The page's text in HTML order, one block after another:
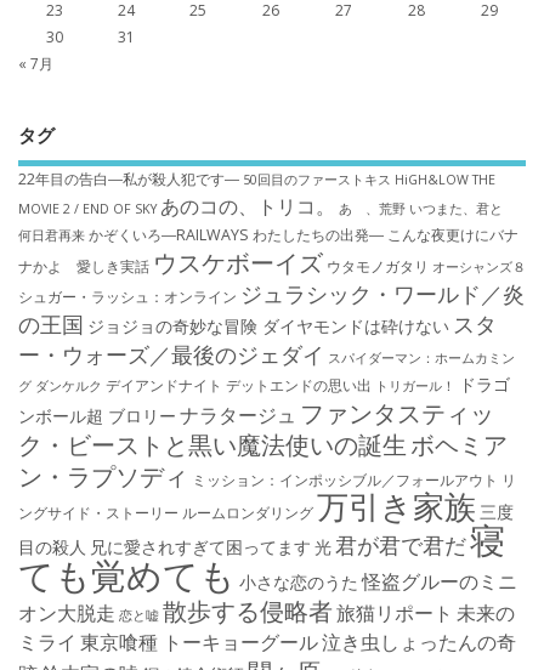
23
24 25 26 27 28
29
30
31
« 7月
タグ
22年目の告白―私が殺人犯です― 50回目のファーストキス HiGH&LOW THE
MOVIE 2 / END OF SKY あのコの、トリコ。 あゝ、荒野 いつまた、君と
何日君再来 かぞくいろ―RAILWAYS わたしたちの出発― こんな夜更けにバナ
ナかよ 愛しき実話 ウスケボーイズ ウタモノガタリ オーシャンズ８
シュガー・ラッシュ：オ​ンライン ジュラシック・ワールド／炎
の王国 ジョジョの奇妙な冒険 ダイヤモンドは砕けない スタ
ー・ウォーズ／最後のジェダイ スパイダーマン：ホームカミン
グ ダンケルク デイアンドナイト デットエンドの思い出 トリガール！
ドラゴ
ンボール超 ブロリー ナラタージュ ファンタスティッ
ク・ビーストと黒い魔法使いの誕生 ボヘミア
ン・ラプソディ ミッション：インポッシブル／フォールアウト リ
ングサイド・ストーリー ルームロンダリング万引き家族 三度
目の殺人 兄に愛されすぎて困ってます 光君が君で君だ寝
ても覚めても 小さな恋のうた 怪盗グルーのミニ
オン大脱走 恋と嘘 散歩する侵略者旅猫リポート 未来の
ミライ 東京喰種 トーキョーグール泣き虫しょったんの奇